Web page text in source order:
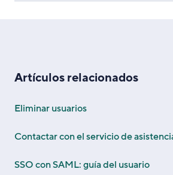
Artículos relacionados
Eliminar usuarios
Contactar con el servicio de
SSO con SAML: guía del usuario